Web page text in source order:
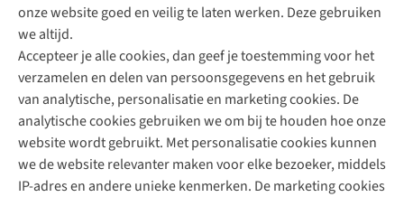
onze website goed en veilig te laten werken. Deze gebruiken
we altijd.
Accepteer je alle cookies, dan geef je toestemming voor het
verzamelen en delen van persoonsgegevens en het gebruik
van analytische, personalisatie en marketing cookies. De
analytische cookies gebruiken we om bij te houden hoe onze
website wordt gebruikt. Met personalisatie cookies kunnen
we de website relevanter maken voor elke bezoeker, middels
IP-adres en andere unieke kenmerken. De marketing cookies
Direct advies van een Buitenexpert
+31 (0)85 888 50 88
+31 6 12 28 49 80
Contactformulier